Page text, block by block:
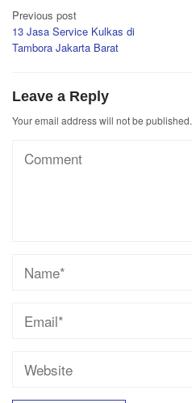
Post
navigation
Previous post
13 Jasa Service Kulkas di
Tambora Jakarta Barat
Leave a Reply
Your email address will not be published.